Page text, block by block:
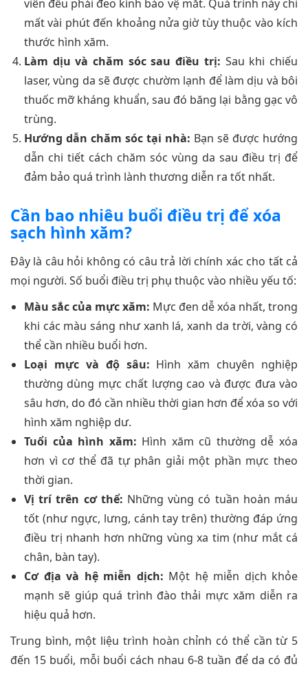
viên đều phải đeo kính bảo vệ mắt. Quá trình này chỉ
mất vài phút đến khoảng nửa giờ tùy thuộc vào kích
thước hình xăm.
Làm dịu và chăm sóc sau điều trị: Sau khi chiếu
laser, vùng da sẽ được chườm lạnh để làm dịu và bôi
thuốc mỡ kháng khuẩn, sau đó băng lại bằng gạc vô
trùng.
Hướng dẫn chăm sóc tại nhà: Bạn sẽ được hướng
dẫn chi tiết cách chăm sóc vùng da sau điều trị để
đảm bảo quá trình lành thương diễn ra tốt nhất.
Cần bao nhiêu buổi điều trị để xóa
sạch hình xăm?
Đây là câu hỏi không có câu trả lời chính xác cho tất cả
mọi người. Số buổi điều trị phụ thuộc vào nhiều yếu tố:
Màu sắc của mực xăm: Mực đen dễ xóa nhất, trong
khi các màu sáng như xanh lá, xanh da trời, vàng có
thể cần nhiều buổi hơn.
Loại mực và độ sâu: Hình xăm chuyên nghiệp
thường dùng mực chất lượng cao và được đưa vào
sâu hơn, do đó cần nhiều thời gian hơn để xóa so với
hình xăm nghiệp dư.
Tuổi của hình xăm: Hình xăm cũ thường dễ xóa
hơn vì cơ thể đã tự phân giải một phần mực theo
thời gian.
Vị trí trên cơ thể: Những vùng có tuần hoàn máu
tốt (như ngực, lưng, cánh tay trên) thường đáp ứng
điều trị nhanh hơn những vùng xa tim (như mắt cá
chân, bàn tay).
Cơ địa và hệ miễn dịch: Một hệ miễn dịch khỏe
mạnh sẽ giúp quá trình đào thải mực xăm diễn ra
hiệu quả hơn.
Trung bình, một liệu trình hoàn chỉnh có thể cần từ 5
đến 15 buổi, mỗi buổi cách nhau 6-8 tuần để da có đủ